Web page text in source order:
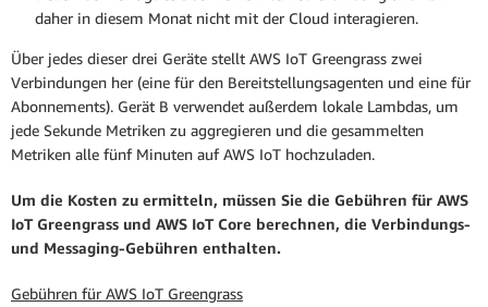
daher in diesem Monat nicht mit der Cloud interagieren.
Über jedes dieser drei Geräte stellt AWS IoT Greengrass zwei
Verbindungen her (eine für den Bereitstellungsagenten und eine für
Abonnements). Gerät B verwendet außerdem lokale Lambdas, um
jede Sekunde Metriken zu aggregieren und die gesammelten
Metriken alle fünf Minuten auf AWS IoT hochzuladen.
Um die Kosten zu ermitteln, müssen Sie die Gebühren für AWS
IoT Greengrass und AWS IoT Core berechnen, die Verbindungs-
und Messaging-Gebühren enthalten.
Gebühren für AWS IoT Greengrass